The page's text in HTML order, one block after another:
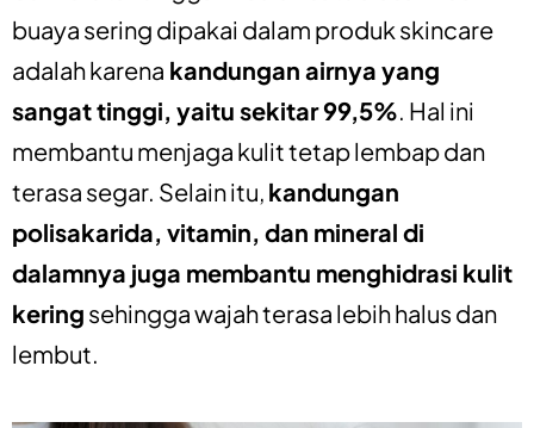
buaya sering dipakai dalam produk skincare
adalah karena kandungan airnya yang
sangat tinggi, yaitu sekitar 99,5%. Hal ini
membantu menjaga kulit tetap lembap dan
terasa segar. Selain itu, kandungan
polisakarida, vitamin, dan mineral di
dalamnya juga membantu menghidrasi kulit
kering sehingga wajah terasa lebih halus dan
lembut.